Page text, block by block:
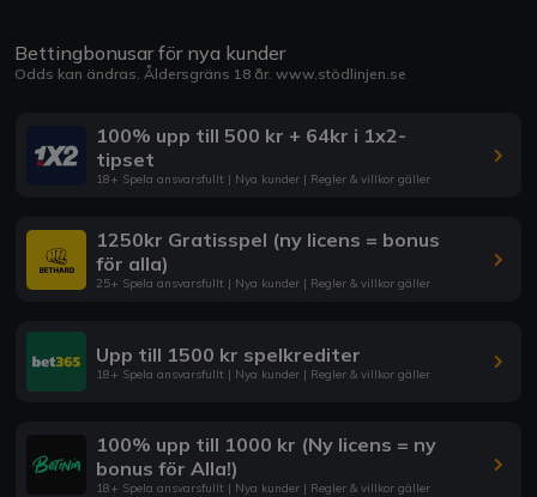
Bettingbonusar för nya kunder
Odds kan ändras. Åldersgräns 18 år. www.stödlinjen.se
100% upp till 500 kr + 64kr i 1x2-
tipset
18+ Spela ansvarsfullt | Nya kunder | Regler & villkor gäller
1250kr Gratisspel (ny licens = bonus
för alla)
25+ Spela ansvarsfullt | Nya kunder | Regler & villkor gäller
Upp till 1500 kr spelkrediter
18+ Spela ansvarsfullt | Nya kunder | Regler & villkor gäller
100% upp till 1000 kr (Ny licens = ny
bonus för Alla!)
18+ Spela ansvarsfullt | Nya kunder | Regler & villkor gäller